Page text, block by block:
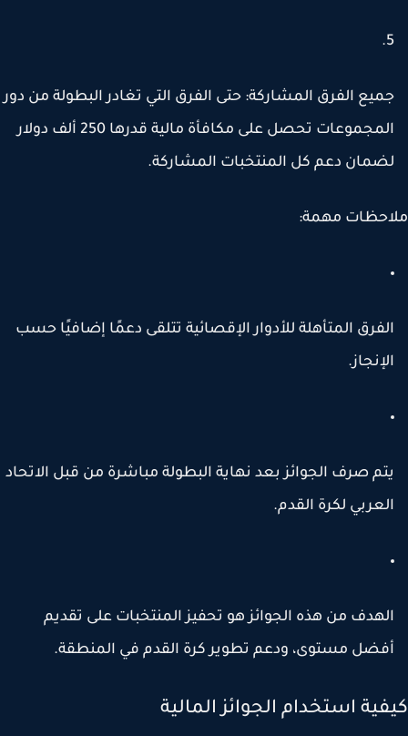
الفرق المشاركة:حتى الفرق التي تغادر البطولة من دور
تحصل على مكافأة مالية قدرها250 ألف دولار
دعم كل المنتخبات المشاركة.
مهمة:
المتأهلة للأدوار الإقصائية تتلقى دعمًا إضافيًا حسب
صرف الجوائز بعد نهاية البطولة مباشرة من قبل الاتحاد
لكرة القدم.
من هذه الجوائز هو تحفيز المنتخبات على تقديم
مستوى، ودعم تطوير كرة القدم في المنطقة.
استخدام الجوائز المالية